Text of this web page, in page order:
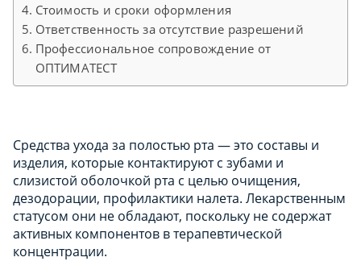
Стоимость и сроки оформления
Ответственность за отсутствие разрешений
Профессиональное сопровождение от
ОПТИМАТЕСТ
Средства ухода за полостью рта — это составы и
изделия, которые контактируют с зубами и
слизистой оболочкой рта с целью очищения,
дезодорации, профилактики налета. Лекарственным
статусом они не обладают, поскольку не содержат
активных компонентов в терапевтической
концентрации.